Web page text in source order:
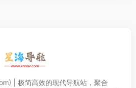
| 极简高效的现代导航站，聚合